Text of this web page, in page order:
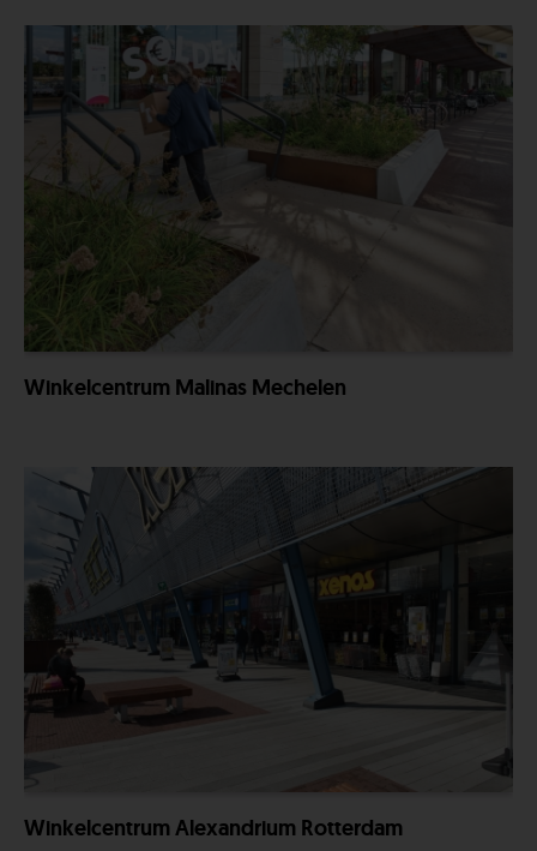
Winkelcentrum Malinas Mechelen
Winkelcentrum Alexandrium Rotterdam